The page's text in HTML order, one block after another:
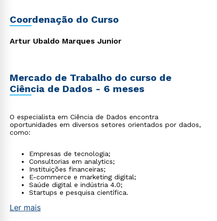
Coordenação do Curso
Artur Ubaldo Marques Junior
Mercado de Trabalho do curso de
Ciência de Dados - 6 meses
O especialista em Ciência de Dados encontra
oportunidades em diversos setores orientados por dados,
como:
Empresas de tecnologia;
Consultorias em analytics;
Instituições financeiras;
E-commerce e marketing digital;
Saúde digital e indústria 4.0;
Startups e pesquisa científica.
Ler mais